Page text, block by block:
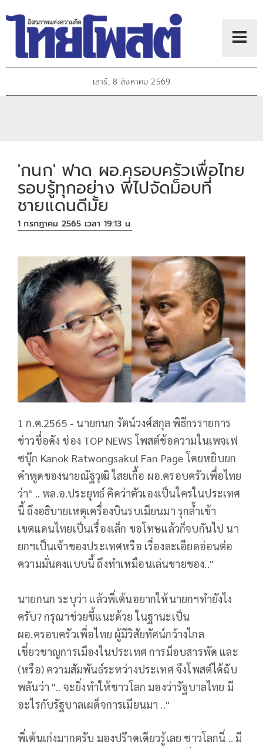
เสาร์, 8 สิงหาคม 2569
'กนก' ฟาด ผอ.ครอบครัวเพื่อไทย
รอบรู้ทุกอย่าง พี่ไปจัดม็อบที่
ชายแดนดีมั้ย
1 กรกฎาคม 2565 เวลา 19:13 น.
1 ก.ค.2565 - นายกนก รัตน์วงศ์สกุล พิธีกรรายการ
ข่าวชื่อดัง ช่อง TOP NEWS โพสต์ข้อความในเพจเฟ
ซบุ๊ก Kanok Ratwongsakul Fan Page โดยหยิบยก
คำพูดของนายณัฐวุฒิ ใสยเกื้อ ผอ.ครอบครัวเพื่อไทย
ว่า" .. พล.อ.ประยุทธ์ คิดว่าตัวเองเป็นใครในประเทศ
นี้ ถึงอธิบายเหตุเครื่องบินรบเมียนมา รุกล้ำเข้า
เขตแดนไทยเป็นเรื่องเล็ก ขอโทษแล้วก็จบกันไป นา
ยกฯเป็นเจ้าของประเทศหรือ เรื่องละเอียดอ่อนต่อ
ความมั่นคงแบบนี้ ถึงทำเหมือนเล่นขายของ.."
นายกนก ระบุว่า แล้วพี่เต้นอยากให้นายกฯทำยังไง
ครับ? กรุณาช่วยชี้แนะด้วย ในฐานะเป็น
ผอ.ครอบครัวเพื่อไทย ผู้มีวิสัยทัศน์กว้างไกล
เชี่ยวชาญการเมืองในประเทศ การม็อบสารพัด และ
(หรือ) ความสัมพันธ์ระหว่างประเทศ จึงโพสต์ได้ฉับ
พลันว่า ".. จะยิ่งทำให้ชาวโลก มองว่ารัฐบาลไทย มี
อะไรกับรัฐบาลเผด็จการเมียนมา .."
พี่เต้นเก่งมากครับ มองปร๊าดเดียวรู้เลย ชาวโลกนี่ .. มี